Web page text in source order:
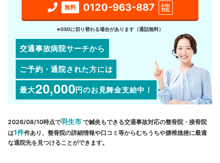
無料 0120-963-887
24h
対応
※050に切り替わる場合があります（通話無料）
交通事故病院サーチから
ご予約・通院された方には
最大20,000円のお見舞金支給中！
2026/08/10時点で羽生市 で鍼灸もできる交通事故対応の整骨院・接骨院
は1件件あり、整骨院の詳細情報や口コミ等からむちうちや腰椎捻挫に最適
な通院先を見つけることができます。